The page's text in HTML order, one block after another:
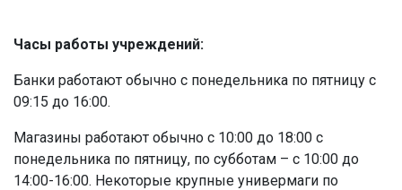
Часы работы учреждений:
Банки работают обычно с понедельника по пятницу с
09:15 до 16:00.
Магазины работают обычно с 10:00 до 18:00 с
понедельника по пятницу, по субботам – с 10:00 до
14:00-16:00. Некоторые крупные универмаги по